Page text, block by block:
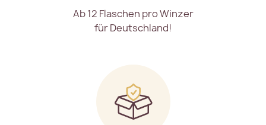
Ab 12 Flaschen pro Winzer
für Deutschland!